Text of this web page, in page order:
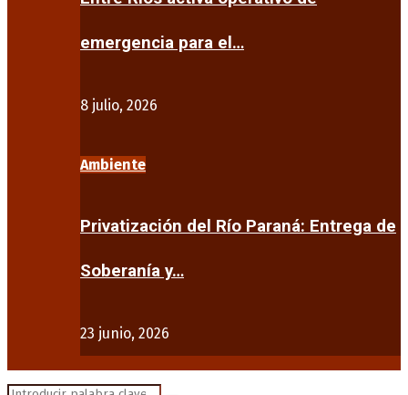
emergencia para el…
8 julio, 2026
Ambiente
Privatización del Río Paraná: Entrega de
Soberanía y…
23 junio, 2026
Search